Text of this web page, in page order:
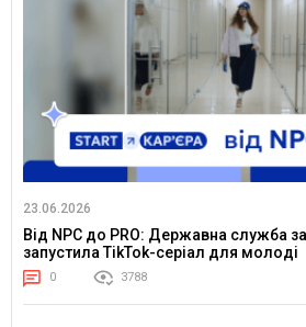
23.06.2026
Від NPC до PRO: Державна служба
запустила TikTok-серіал для молоді
0 3788